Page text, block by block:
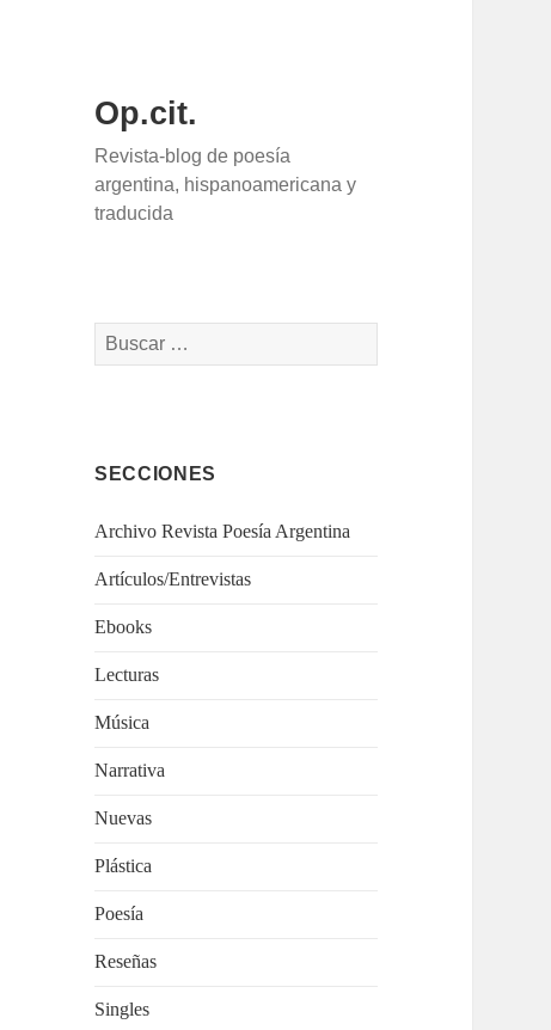
Op.cit.
Revista-blog de poesía
argentina, hispanoamericana y
traducida
Buscar:
SECCIONES
Archivo Revista Poesía Argentina
Artículos/Entrevistas
Ebooks
Lecturas
Música
Narrativa
Nuevas
Plástica
Poesía
Reseñas
Singles